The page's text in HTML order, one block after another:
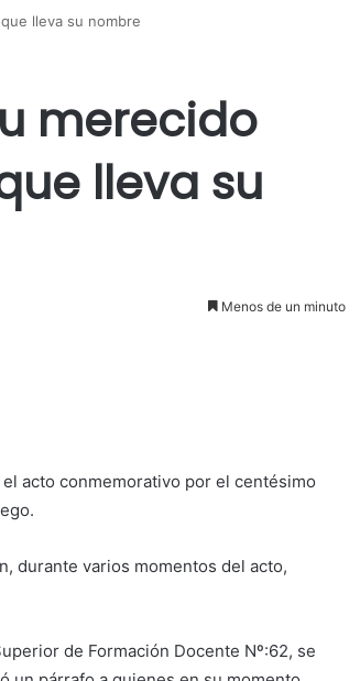
lleva su nombre
merecido
lleva su
Menos de un minuto
acto conmemorativo por el centésimo
durante varios momentos del acto,
de Formación Docente Nº:62, se